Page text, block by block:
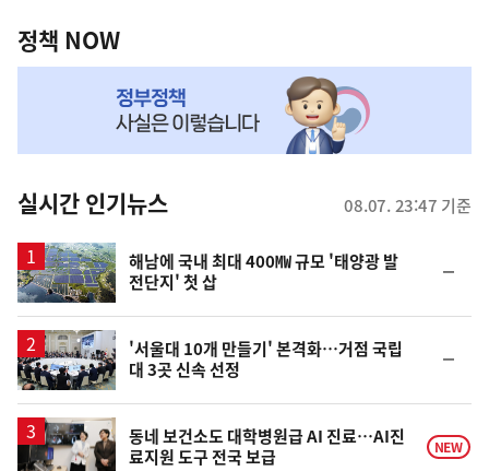
책
NOW,
뉴
스
정책 NOW
실시간 인기뉴스 08.07. 23:47 기준
해남에 국내 최대 400㎿ 규모 '태양광 발
전단지' 첫 삽
일
'서울대 10개 만들기' 본격화…거점 국립
대 3곳 신속 선정
일
동네 보건소도 대학병원급 AI 진료…AI진
료지원 도구 전국 보급
NEW